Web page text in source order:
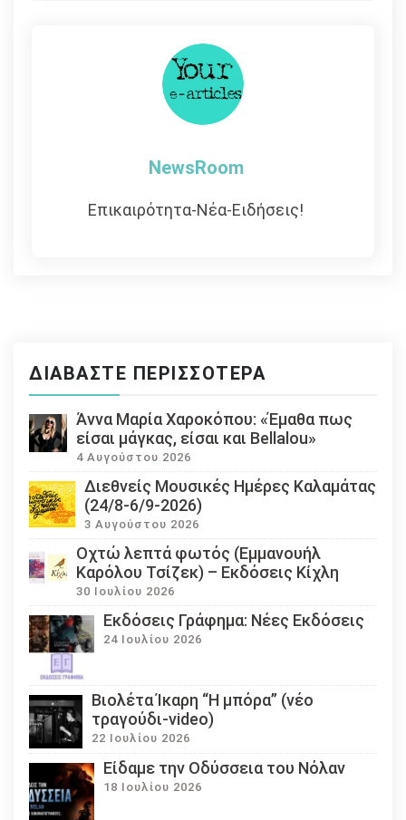
NewsRoom
Επικαιρότητα-Νέα-Ειδήσεις!
ΔΙΑΒΆΣΤΕ ΠΕΡΙΣΣΌΤΕΡΑ
Άννα Μαρία Χαροκόπου: «Έμαθα πως
είσαι μάγκας, είσαι και Bellalou»
4 Αυγούστου 2026
Διεθνείς Μουσικές Ημέρες Καλαμάτας
(24/8-6/9-2026)
3 Αυγούστου 2026
Οχτώ λεπτά φωτός (Εμμανουήλ
Καρόλου Τσίζεκ) – Εκδόσεις Κίχλη
30 Ιουλίου 2026
Εκδόσεις Γράφημα: Νέες Εκδόσεις
24 Ιουλίου 2026
Βιολέτα Ίκαρη “Η μπόρα” (νέο
τραγούδι-video)
22 Ιουλίου 2026
Eίδαμε την Οδύσσεια του Νόλαν
18 Ιουλίου 2026